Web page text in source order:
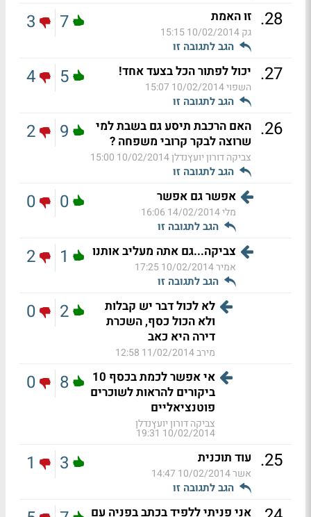
28
. זו האמת
גק10/02/2014 15:15
הגב לתגובה זו
7
3
27
. יכול לפתור הכל בצעד אחד!
השפוי10/02/2014 15:07
הגב לתגובה זו
5
4
26
. האם הרכבת תיסע גם בשבת למי
שרוצה לבקר קרובי משפחה ?
צביקה דורון יועץנדלן10/02/2014 15:00
הגב לתגובה זו
9
2
אפשר גם אפשר
מלי14/02/2014 16:06
הגב לתגובה זו
0
0
צביקה...גם אתה מעליב אותנו
אמיר10/02/2014 17:25
הגב לתגובה זו
1
2
לא לכול דבר יש קבלות
ולא הכול כסף, השכרת
דירה היא כאב
מירב11/02/2014 12:58
2
0
אי אפשר לכמת בכסף 10
ביקורים להראות לשוכרים
פוטנציאליים
צביקה דורון יועץנדלן
10/02/2014 19:31
8
0
25
. עוד תוכנית
אשר10/02/2014 14:47
הגב לתגובה זו
3
1
אני פניתי ללפיד בכתב בפניה עם